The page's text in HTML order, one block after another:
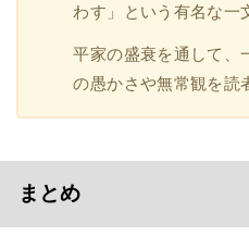
わす」という有名な一
平家の盛衰を通して、
の愚かさや無常観を読
まとめ